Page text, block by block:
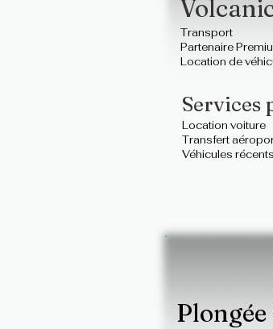
Transport
Partenaire
Location de
Services
Location voiture
Transfert
Véhicules récents
Plongée